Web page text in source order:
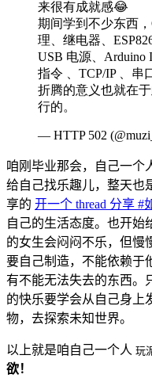
来很有成就感😂
期间学到不少东西
理、继电器、
USB 电源、Arduino
指令 、TCP/IP 、串
折腾的意义也就在
行的。
— HTTP 502
咱刚毕业那会，自己一个
给自己找乐趣儿，整天也
享的 开一个 thread 分享 #
自己的生活态度。也开始
的女生会闷闷不乐，但慢
要自己制造，不能依赖于
有不能无法失去的东西。
的快乐要学会从自己身上
物，去探索未知世界。
以上就是咱自己一个人 玩
欲！